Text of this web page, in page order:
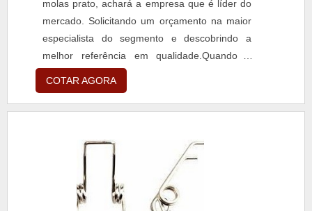
molas prato, achará a empresa que é líder do
mercado. Solicitando um orçamento na maior
especialista do segmento e descobrindo a
melhor referência em qualidade.Quando a
procura é por fabricante de molas prato, com
os melhores profissionais da Walb Molas
mercado.UM POUCO MAIS SOBRE
FABRICANTE DE MOLAS PRATOA Walb Molas
centraliza sua energia em produzir uma
estrutura aos clientes com escritório de alta
COTAR AGORA